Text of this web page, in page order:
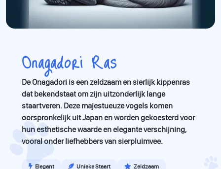
Onagadori Ras
De Onagadori is een zeldzaam en sierlijk kippenras
dat bekendstaat om zijn uitzonderlijk lange
staartveren. Deze majestueuze vogels komen
oorspronkelijk uit Japan en worden gekoesterd voor
hun esthetische waarde en elegante verschijning,
vooral onder liefhebbers van sierpluimvee.
Elegant Unieke Staart Zeldzaam